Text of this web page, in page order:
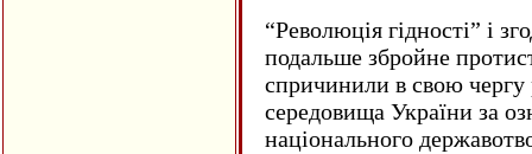
“Революція гідності” і
подальше збройне
спричинили в свою чергу
середовища України за
національного